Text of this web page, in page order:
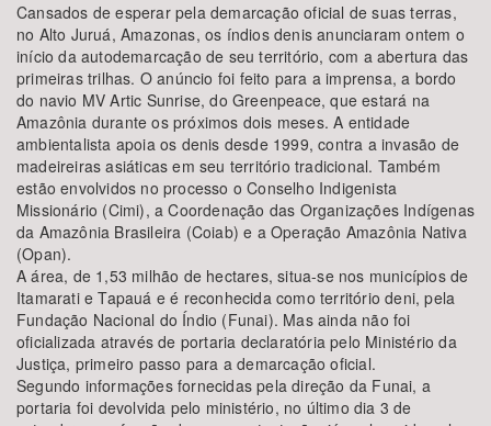
Subtema
Área de Levantamento
Área Protegida
BUSCAR
Cansados de esperar pela demarcação oficial de suas terras,
no Alto Juruá, Amazonas, os índios denis anunciaram ontem o
início da autodemarcação de seu território, com a abertura das
primeiras trilhas. O anúncio foi feito para a imprensa, a bordo
do navio MV Artic Sunrise, do Greenpeace, que estará na
Amazônia durante os próximos dois meses. A entidade
ambientalista apoia os denis desde 1999, contra a invasão de
madeireiras asiáticas em seu território tradicional. Também
estão envolvidos no processo o Conselho Indigenista
Missionário (Cimi), a Coordenação das Organizações Indígenas
da Amazônia Brasileira (Coiab) e a Operação Amazônia Nativa
(Opan).
A área, de 1,53 milhão de hectares, situa-se nos municípios de
Itamarati e Tapauá e é reconhecida como território deni, pela
Fundação Nacional do Índio (Funai). Mas ainda não foi
oficializada através de portaria declaratória pelo Ministério da
Justiça, primeiro passo para a demarcação oficial.
Segundo informações fornecidas pela direção da Funai, a
portaria foi devolvida pelo ministério, no último dia 3 de